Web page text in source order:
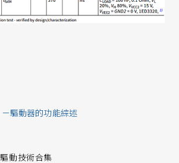
驅動器的功能綜述
動技術合集